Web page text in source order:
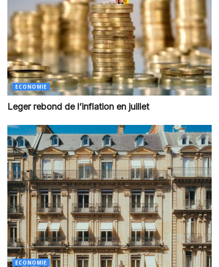
ECONOMIE
Leger rebond de l’inflation en juillet
ECONOMIE